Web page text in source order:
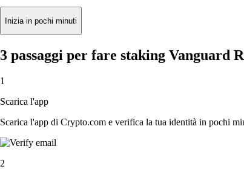
Inizia in pochi minuti
3 passaggi per fare staking Vanguard
1
Scarica l'app
Scarica l'app di Crypto.com e verifica la tua identità in pochi
2